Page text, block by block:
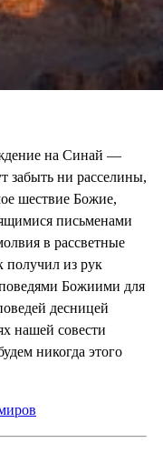
на Синай —
забыть ни расселины,
шествие Божие,
письменами
в рассветные
из рук
Божиими для
десницей
нашей совести
никогда этого